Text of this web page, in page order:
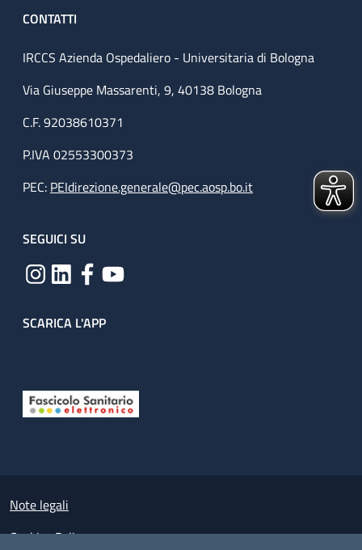
CONTATTI
IRCCS Azienda Ospedaliero - Universitaria di Bologna
Via Giuseppe Massarenti, 9, 40138 Bologna
C.F. 92038610371
P.IVA 02553300373
PEC: PEIdirezione.generale@pec.aosp.bo.it
SEGUICI SU
SCARICA L'APP
Small prints
Note legali
Cookies Policy